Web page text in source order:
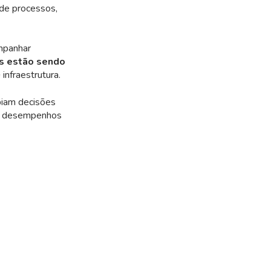
processos,
estão sendo
decisões